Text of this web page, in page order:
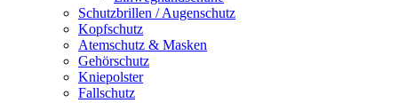
Schutzbrillen / Augenschutz
Kopfschutz
Atemschutz & Masken
Gehörschutz
Kniepolster
Fallschutz